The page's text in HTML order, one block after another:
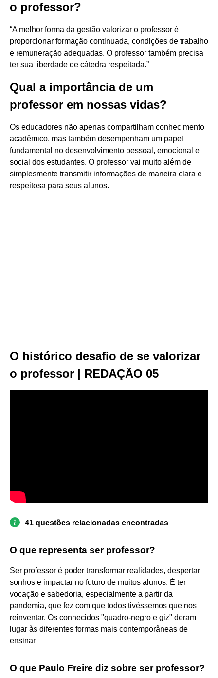
o professor?
“A melhor forma da gestão valorizar o professor é
proporcionar formação continuada, condições de trabalho
e remuneração adequadas. O professor também precisa
ter sua liberdade de cátedra respeitada.”
Qual a importância de um
professor em nossas vidas?
Os educadores não apenas compartilham conhecimento
acadêmico, mas também desempenham um papel
fundamental no desenvolvimento pessoal, emocional e
social dos estudantes. O professor vai muito além de
simplesmente transmitir informações de maneira clara e
respeitosa para seus alunos.
O histórico desafio de se valorizar
o professor | REDAÇÃO 05
41 questões relacionadas encontradas
O que representa ser professor?
Ser professor é poder transformar realidades, despertar
sonhos e impactar no futuro de muitos alunos. É ter
vocação e sabedoria, especialmente a partir da
pandemia, que fez com que todos tivéssemos que nos
reinventar. Os conhecidos "quadro-negro e giz" deram
lugar às diferentes formas mais contemporâneas de
ensinar.
O que Paulo Freire diz sobre ser professor?